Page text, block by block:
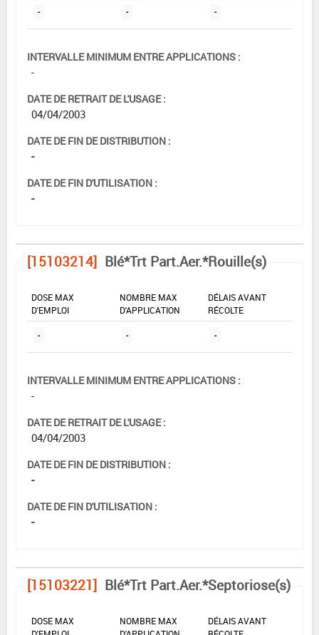
- - -
INTERVALLE MINIMUM ENTRE APPLICATIONS :
-
DATE DE RETRAIT DE L'USAGE :
04/04/2003
DATE DE FIN DE DISTRIBUTION :
-
DATE DE FIN D'UTILISATION :
-
[15103214] Blé*Trt Part.Aer.*Rouille(s)
DOSE MAX
D'EMPLOI
NOMBRE MAX
D'APPLICATION
DÉLAIS AVANT
RÉCOLTE
- - -
INTERVALLE MINIMUM ENTRE APPLICATIONS :
-
DATE DE RETRAIT DE L'USAGE :
04/04/2003
DATE DE FIN DE DISTRIBUTION :
-
DATE DE FIN D'UTILISATION :
-
[15103221] Blé*Trt Part.Aer.*Septoriose(s)
DOSE MAX
NOMBRE MAX
DÉLAIS AVANT